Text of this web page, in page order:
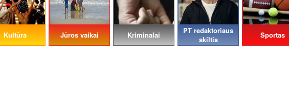
Kultūra Jūros vaikai Kriminalai
PT redaktoriaus
skiltis
Sportas